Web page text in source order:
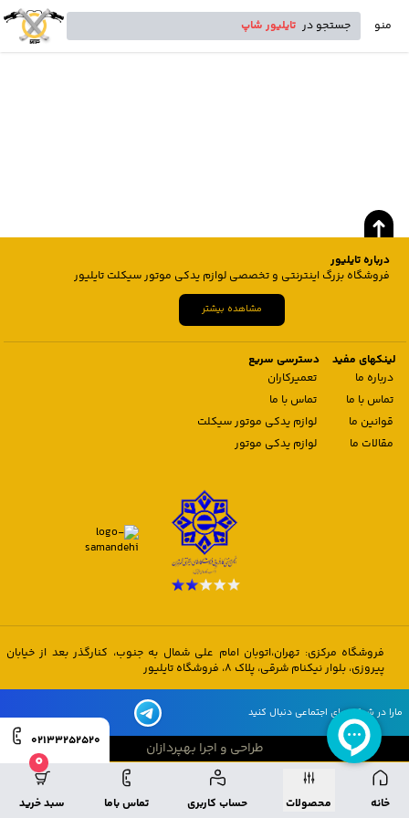
منو جستجو در تایلیور شاپ
خانه محصولات حساب کاربری تماس باما
0
سبد خرید
02133252520
درباره تایلیور
فروشگاه بزرگ اینترنتی و تخصصی لوازم یدکی موتور سیکلت تایلیور
مشاهده بیشتر
لینکهای مفید
درباره ما
تماس با ما
قوانین ما
مقالات ما
دسترسی سریع
تعمیرکاران
تماس با ما
لوازم یدکی موتور سیکلت
لوازم یدکی موتور
فروشگاه مرکزی: تهران،اتوبان امام علی شمال به جنوب، کنارگذر بعد از خیابان
پیروزی، بلوار نیکنام شرقی، پلاک 8، فروشگاه تایلیور
مارا در شبکه های اجتماعی دنبال کنید
طراحی و اجرا بهپردازان
طراحی و اجرا بهپردازان